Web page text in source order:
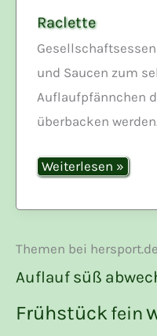
Raclette
und Saucen zum
Auflaufpfännchen
überbacken
Raclette
Weiterlesen »
Themen bei hersport.de
Auflauf süß
Frühstückfein